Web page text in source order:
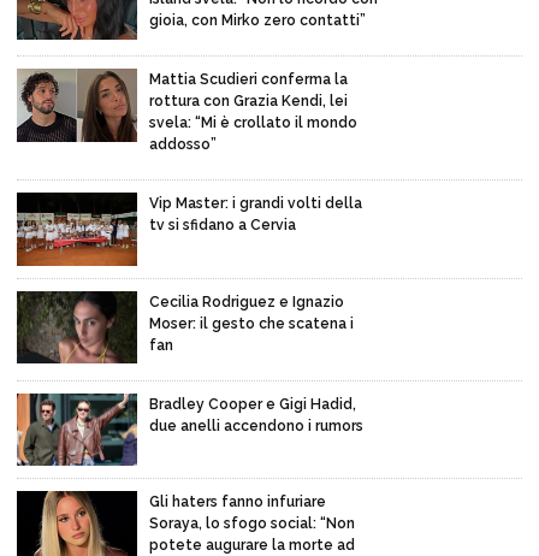
gioia, con Mirko zero contatti”
Mattia Scudieri conferma la
rottura con Grazia Kendi, lei
svela: “Mi è crollato il mondo
addosso”
Vip Master: i grandi volti della
tv si sfidano a Cervia
Cecilia Rodriguez e Ignazio
Moser: il gesto che scatena i
fan
Bradley Cooper e Gigi Hadid,
due anelli accendono i rumors
Gli haters fanno infuriare
Soraya, lo sfogo social: “Non
potete augurare la morte ad